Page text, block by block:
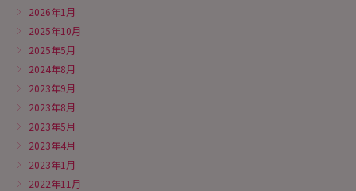
2026年1月
2025年10月
2025年5月
2024年8月
2023年9月
2023年8月
2023年5月
2023年4月
2023年1月
2022年11月